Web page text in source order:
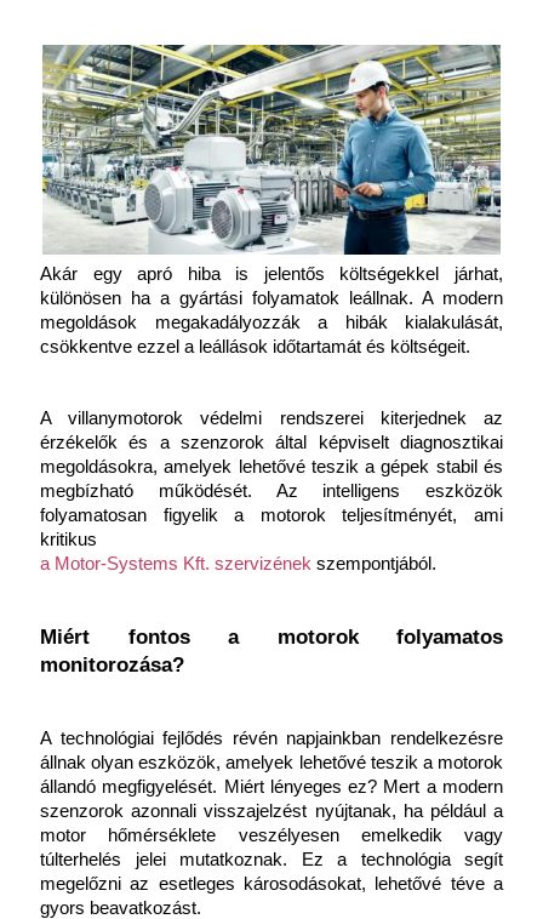
Akár egy apró hiba is jelentős költségekkel járhat,
különösen ha a gyártási folyamatok leállnak. A modern
megoldások megakadályozzák a hibák kialakulását,
csökkentve ezzel a leállások időtartamát és költségeit.
A villanymotorok védelmi rendszerei kiterjednek az
érzékelők és a szenzorok által képviselt diagnosztikai
megoldásokra, amelyek lehetővé teszik a gépek stabil és
megbízható működését. Az intelligens eszközök
folyamatosan figyelik a motorok teljesítményét, ami
kritikus
a ​​Motor-Systems Kft. szervizének szempontjából.
Miért fontos a motorok folyamatos
monitorozása?
A technológiai fejlődés révén napjainkban rendelkezésre
állnak olyan eszközök, amelyek lehetővé teszik a motorok
állandó megfigyelését. Miért lényeges ez? Mert a modern
szenzorok azonnali visszajelzést nyújtanak, ha például a
motor hőmérséklete veszélyesen emelkedik vagy
túlterhelés jelei mutatkoznak. Ez a technológia segít
megelőzni az esetleges károsodásokat, lehetővé téve a
gyors beavatkozást.